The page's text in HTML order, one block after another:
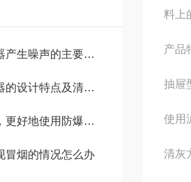
声的主要原因是什么？
计特点及清灰方式
地使用防爆除尘器
冒烟的情况怎么办
料上
产品
抽屉
使用
清灰